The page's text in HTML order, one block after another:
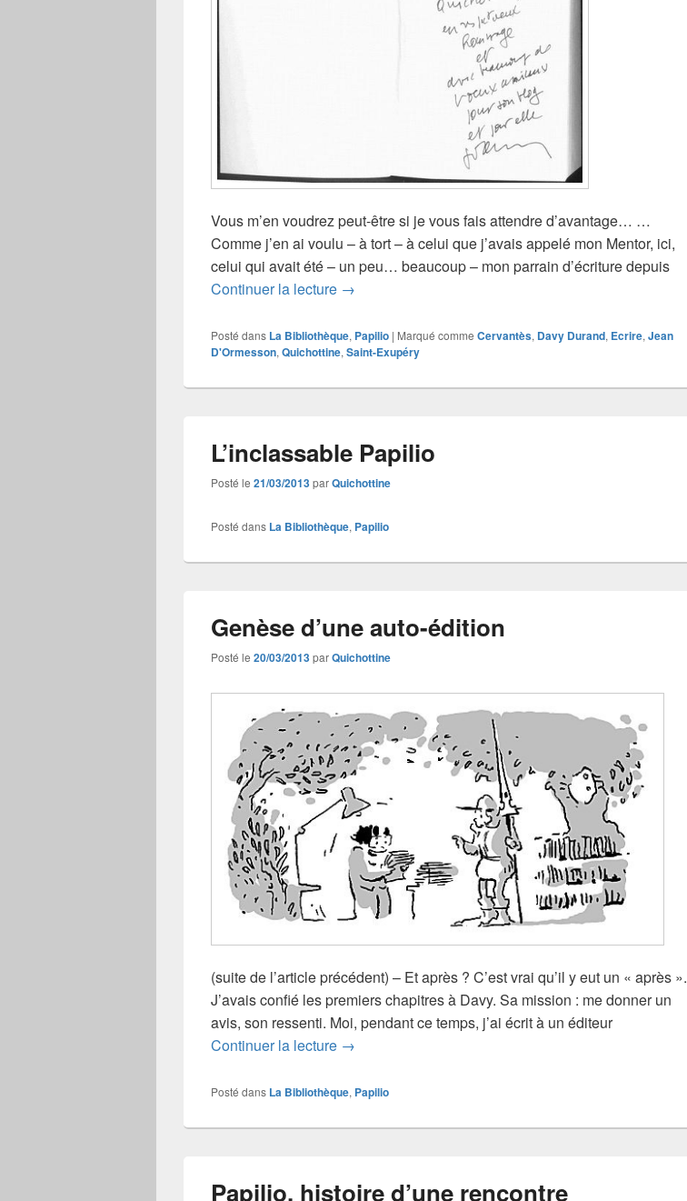
Vous m’en voudrez peut-être si je vous fais attendre d’avantage… …
Comme j’en ai voulu – à tort – à celui que j’avais appelé mon Mentor, ici,
celui qui avait été – un peu… beaucoup – mon parrain d’écriture depuis
Continuer la lecture Deux mois après…
→
Posté dans La Bibliothèque, Papilio | Marqué comme Cervantès, Davy Durand, Ecrire, Jean
D'Ormesson, Quichottine, Saint-Exupéry
L’inclassable Papilio
Posté le 21/03/2013parQuichottine
Posté dans La Bibliothèque, Papilio
Genèse d’une auto-édition
Posté le 20/03/2013parQuichottine
(suite de l’article précédent) – Et après ? C’est vrai qu’il y eut un « après ».
J’avais confié les premiers chapitres à Davy. Sa mission : me donner un
avis, son ressenti. Moi, pendant ce temps, j’ai écrit à un éditeur
Continuer la lecture Genèse d’une auto-édition
→
Posté dans La Bibliothèque, Papilio
Papilio, histoire d’une rencontre